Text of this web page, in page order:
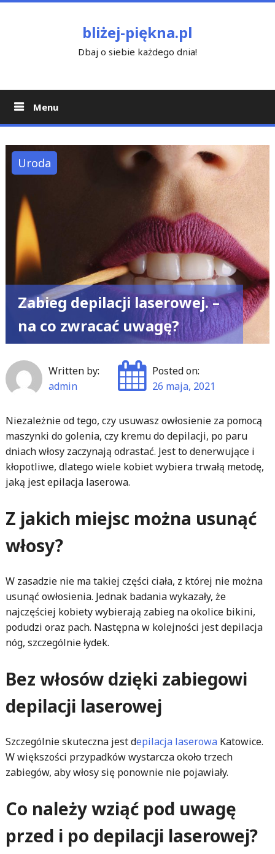
bliżej-piękna.pl
Dbaj o siebie każdego dnia!
Menu
Uroda
Zabieg depilacji laserowej. –
na co zwracać uwagę?
Written by:
admin
Posted on:
26 maja, 2021
Niezależnie od tego, czy usuwasz owłosienie za pomocą
maszynki do golenia, czy kremu do depilacji, po paru
dniach włosy zaczynają odrastać. Jest to denerwujące i
kłopotliwe, dlatego wiele kobiet wybiera trwałą metodę,
jaką jest epilacja laserowa.
Z jakich miejsc można usunąć
włosy?
W zasadzie nie ma takiej części ciała, z której nie można
usunąć owłosienia. Jednak badania wykazały, że
najczęściej kobiety wybierają zabieg na okolice bikini,
podudzi oraz pach. Następna w kolejności jest depilacja
nóg, szczególnie łydek.
Bez włosów dzięki zabiegowi
depilacji laserowej
Szczególnie skuteczna jest depilacja laserowaKatowice.
W większości przypadków wystarcza około trzech
zabiegów, aby włosy się ponownie nie pojawiały.
Co należy wziąć pod uwagę
przed i po depilacji laserowej?